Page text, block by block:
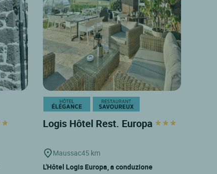
Logis Hôtel Rest. Europa
Maussac45 km
L'Hôtel Logis Europa, a conduzione